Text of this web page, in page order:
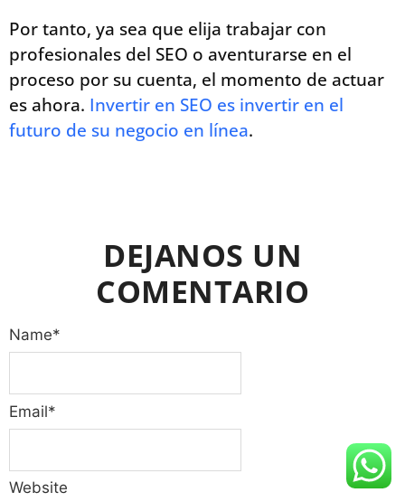
Por tanto, ya sea que elija trabajar con
profesionales del SEO o aventurarse en el
proceso por su cuenta, el momento de actuar
es ahora. Invertir en SEO es invertir en el
futuro de su negocio en línea.
DEJANOS UN
COMENTARIO
Name*
Email*
Website